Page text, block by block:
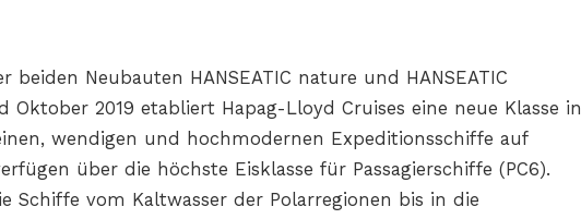
Neubauten HANSEATIC nature und HANSEATIC
2019 etabliert Hapag-Lloyd Cruises eine neue Klasse in
wendigen und hochmodernen Expeditionsschiffe auf
über die höchste Eisklasse für Passagierschiffe (PC6).
Schiffe vom Kaltwasser der Polarregionen bis in die